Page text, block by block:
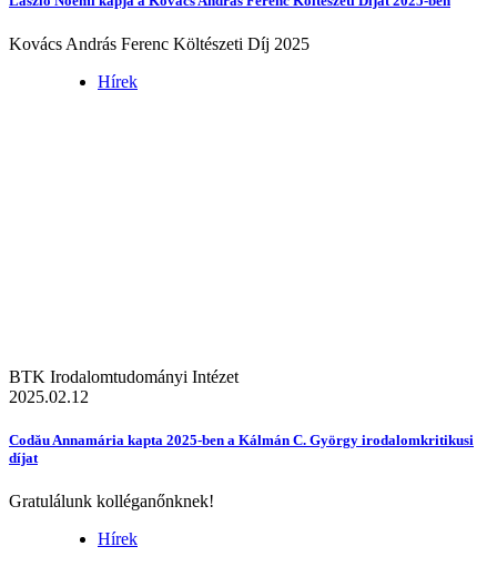
Kovács András Ferenc Költészeti Díj 2025
Hírek
BTK Irodalomtudományi Intézet
2025.02.12
Codău Annamária kapta 2025-ben a Kálmán C. György irodalomkritikusi
díjat
Gratulálunk kolléganőnknek!
Hírek